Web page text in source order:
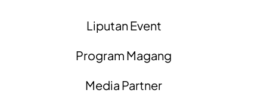
Liputan Event
Program Magang
Media Partner